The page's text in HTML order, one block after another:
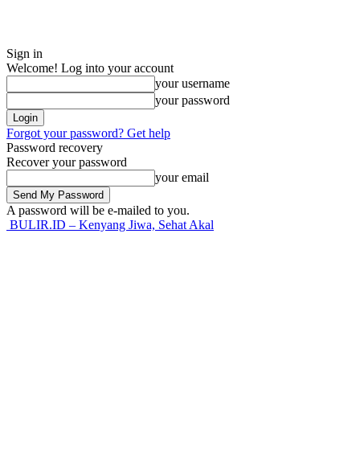
Sign in
Welcome! Log into your account
your username
your password
Forgot your password? Get help
Password recovery
Recover your password
your email
A password will be e-mailed to you.
BULIR.ID – Kenyang Jiwa, Sehat Akal